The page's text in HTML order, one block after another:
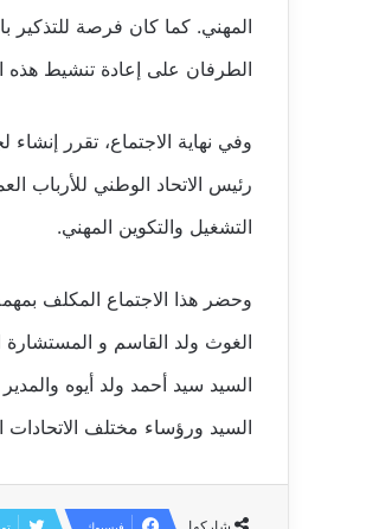
المهني. كما كان فرصة للتذكير
الطرفان على إعادة تنشيط هذه
وفي نهاية الاجتماع، تقرر
رئيس الاتحاد الوطني للأرباب
التشغيل والتكوين المهني.
وحضر هذا الاجتماع المكلف
الغوث ولد القاسم و المستشارة
السيد سيد أحمد ولد أيوه
السيد ورؤساء مختلف الاتحادات